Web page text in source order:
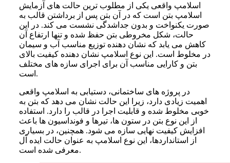
اسلامپ واقعی یکی از مطلوب ترین حالت های آزمایش
اسلامپ بتن است که در آن بتن پس از برداشتن قالب به
صورت یکنواخت و بدون جداشدگی نشست می کند. در این
حالت، شکل مخروطی بتن حفظ شده و تنها ارتفاع آن
کاهش می یابد که نشان دهنده توزیع مناسب آب و سیمان
در مخلوط است. این نوع اسلامپ نشان دهنده کیفیت بالای
بتن و کارایی مناسب آن برای اجرای سازه های مختلف
است.
در پروژه های ساختمانی، دستیابی به اسلامپ واقعی
اهمیت زیادی دارد، زیرا این حالت نشان می دهد که بتن به
خوبی مخلوط شده و قابلیت اجرا در قالب را دارد. استفاده
از این نوع بتن در ستون ها، تیرها و فونداسیون ها باعث
افزایش کیفیت نهایی سازه می شود. همچنین، در بسیاری
از استانداردها، این نوع اسلامپ به عنوان حالت ایده آل
معرفی شده است.